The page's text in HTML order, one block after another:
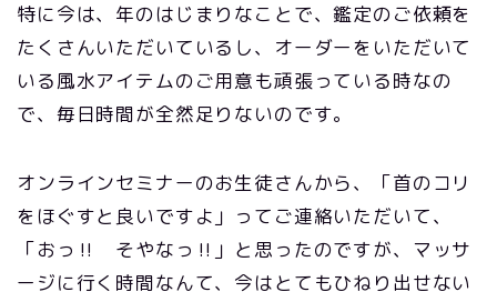
特に今は、年のはじまりなことで、鑑定のご依頼を
たくさんいただいているし、オーダーをいただいて
いる風水アイテムのご用意も頑張っている時なの
で、毎日時間が全然足りないのです。
オンラインセミナーのお生徒さんから、「首のコリ
をほぐすと良いですよ」ってご連絡いただいて、
「おっ‼ そやなっ‼」と思ったのですが、マッサ
ージに行く時間なんて、今はとてもひねり出せない